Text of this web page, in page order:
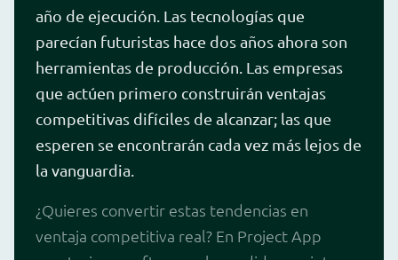
año de ejecución. Las tecnologías que
parecían futuristas hace dos años ahora son
herramientas de producción. Las empresas
que actúen primero construirán ventajas
competitivas difíciles de alcanzar; las que
esperen se encontrarán cada vez más lejos de
la vanguardia.
¿Quieres convertir estas tendencias en
ventaja competitiva real? En Project App